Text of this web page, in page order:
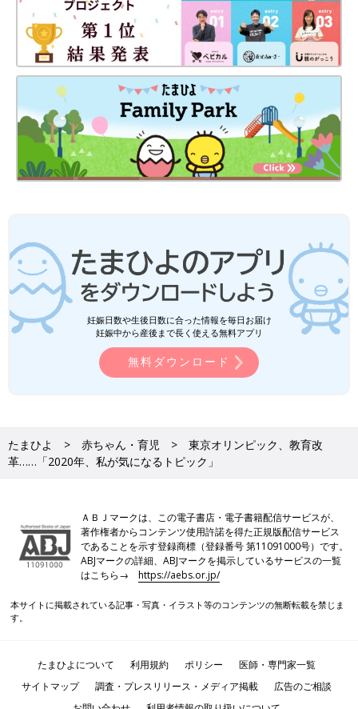
妊娠日数や生後日数に合った情報を毎日お届け
妊娠中から産後まで長く使える無料アプリ
無料ダウンロード
たまひよ 赤ちゃん・育児
東京オリンピック、教育改
革……「2020年、私が気になるトピック」
ＡＢＪマークは、この電子書店・電子書籍配信サービスが、
著作権者からコンテンツ使用許諾を得た正規版配信サービス
であることを示す登録商標（登録番号 第11091000号）です。
ABJマークの詳細、ABJマークを掲示しているサービスの一覧
はこちら→https://aebs.or.jp/
本サイトに掲載されている記事・写真・イラスト等のコンテンツの無断転載を禁じま
す。
たまひよについて 利用規約 ポリシー
医師・専門家一覧
サイトマップ
調査・プレスリリース・メディア掲載
広告のご相談